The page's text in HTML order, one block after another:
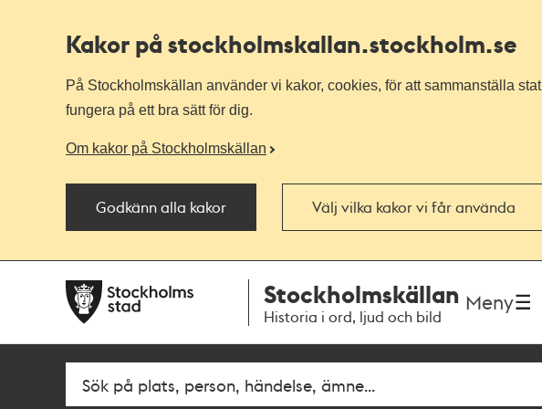
Kakor på stockholmskallan.stockholm.se
På Stockholmskällan använder vi kakor, cookies, för att sammanställa
fungera på ett bra sätt för dig.
Om kakor på Stockholmskällan
Godkänn alla kakor Välj vilka kakor vi får använda
navigationen
huvudinnehållet
Stockholmskällan
Historia i ord, ljud och bild
Meny
SökFritextsök